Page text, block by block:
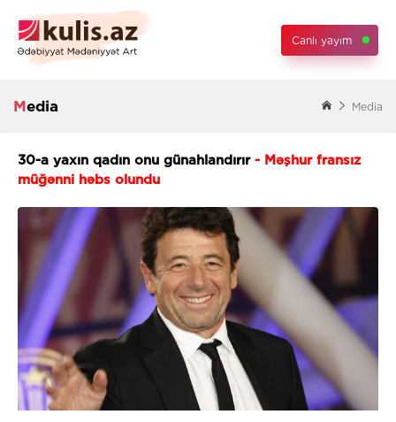
Canlı yayım
Media Media
30-a yaxın qadın onu günahlandırır - Məşhur fransız
müğənni həbs olundu